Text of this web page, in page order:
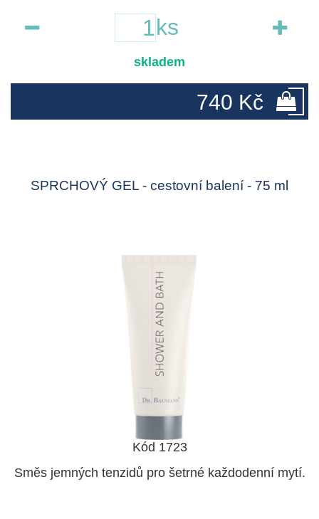
ks
skladem
740 Kč
SPRCHOVÝ GEL - cestovní balení - 75 ml
Kód 1723
Směs jemných tenzidů pro šetrné každodenní mytí.